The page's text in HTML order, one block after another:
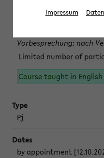
Persönliche Anmeldung
Vorbesprechung: nach
Limited number of
Course taught in English
Pj
by appointment
Impressum